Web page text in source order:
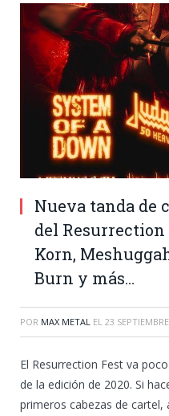
Nueva tanda de
del Resurrection
Korn,
Burn y más…
POR MAX METAL EL 23
El Resurrection Fest va
de la edición de 2020. Si
primeros cabezas de